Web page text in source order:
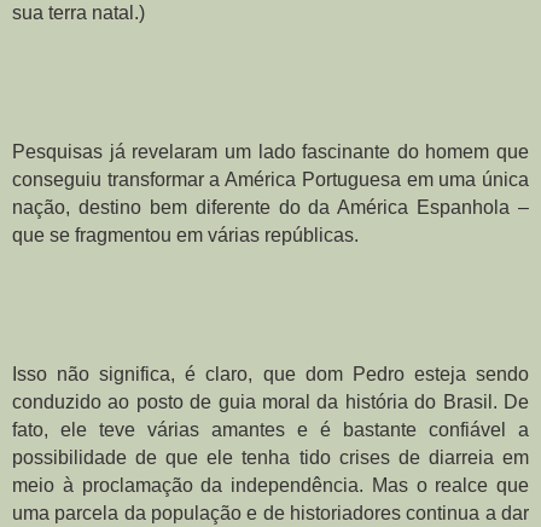
sua terra natal.)
Pesquisas já revelaram um lado fascinante do homem que
conseguiu transformar a América Portuguesa em uma única
nação, destino bem diferente do da América Espanhola –
que se fragmentou em várias repúblicas.
Isso não significa, é claro, que dom Pedro esteja sendo
conduzido ao posto de guia moral da história do Brasil. De
fato, ele teve várias amantes e é bastante confiável a
possibilidade de que ele tenha tido crises de diarreia em
meio à proclamação da independência. Mas o realce que
uma parcela da população e de historiadores continua a dar